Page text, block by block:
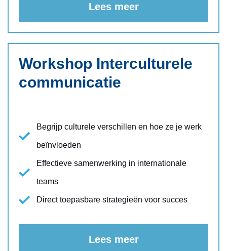
Lees meer
Workshop Interculturele
communicatie
Begrijp culturele verschillen en hoe ze je werk
beïnvloeden
Effectieve samenwerking in internationale
teams
Direct toepasbare strategieën voor succes
Lees meer